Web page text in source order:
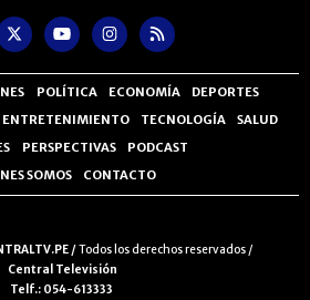
POLÍTICA ECONOMÍA
DEPORTES
ENTRETENIMIENTO TECNOLOGÍA
SALUD
PERSPECTIVAS
PODCAST
SOMOS
CONTACTO
/Todos los derechos reservados /
Central Televisión
Telf.: 054-613333